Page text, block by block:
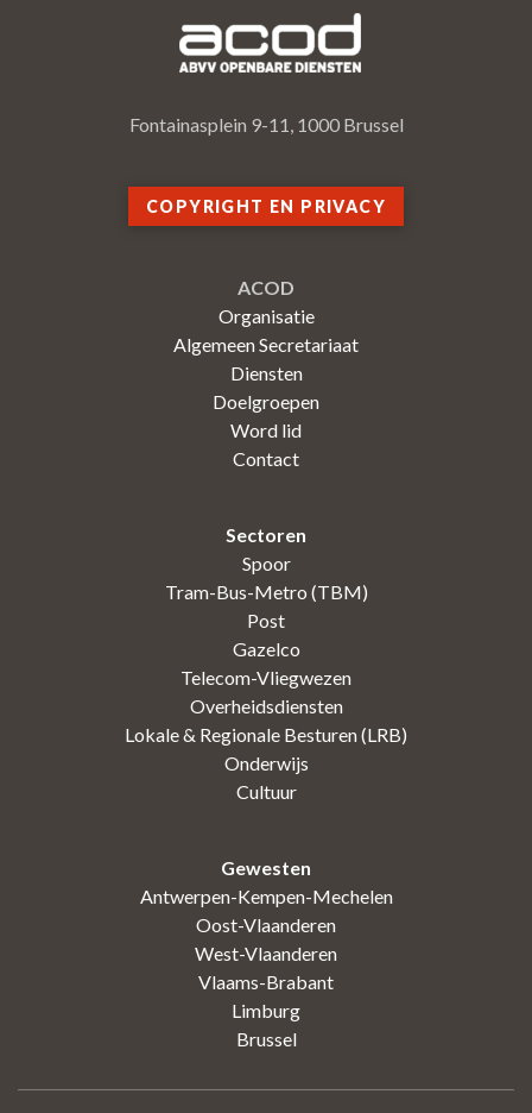
Fontainasplein 9-11, 1000 Brussel
COPYRIGHT EN PRIVACY
ACOD
Organisatie
Algemeen Secretariaat
Diensten
Doelgroepen
Word lid
Contact
Sectoren
Spoor
Tram-Bus-Metro (TBM)
Post
Gazelco
Telecom-Vliegwezen
Overheidsdiensten
Lokale & Regionale Besturen (LRB)
Onderwijs
Cultuur
Gewesten
Antwerpen-Kempen-Mechelen
Oost-Vlaanderen
West-Vlaanderen
Vlaams-Brabant
Limburg
Brussel